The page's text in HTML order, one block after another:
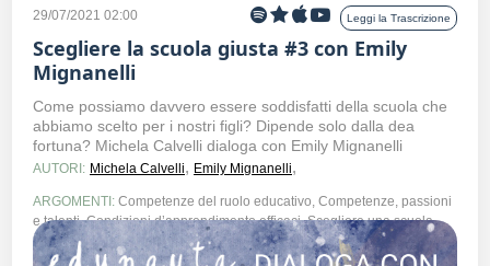
29/07/2021 02:00 Leggi la Trascrizione
Scegliere la scuola giusta #3 con Emily
Mignanelli
Come possiamo davvero essere soddisfatti della scuola che
abbiamo scelto per i nostri figli? Dipende solo dalla dea
fortuna? Michela Calvelli dialoga con Emily Mignanelli
AUTORI: Michela Calvelli, Emily Mignanelli,
ARGOMENTI: Competenze del ruolo educativo, Competenze, passioni
e talenti, Condizioni d’apprendimento efficaci, Scegliere una scuola,